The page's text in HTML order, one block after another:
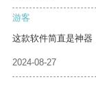
游客
这款软件简直是神器
2024-08-27